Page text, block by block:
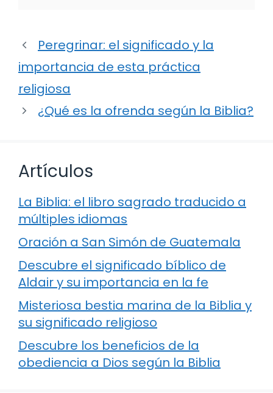
Peregrinar: el significado y la
importancia de esta práctica
religiosa
¿Qué es la ofrenda según la Biblia?
Artículos
La Biblia: el libro sagrado traducido a
múltiples idiomas
Oración a San Simón de Guatemala
Descubre el significado bíblico de
Aldair y su importancia en la fe
Misteriosa bestia marina de la Biblia y
su significado religioso
Descubre los beneficios de la
obediencia a Dios según la Biblia